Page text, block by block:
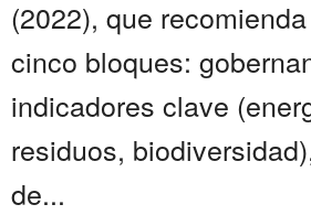
(2022), que
cinco bloques:
indicadores clave
residuos,
de...